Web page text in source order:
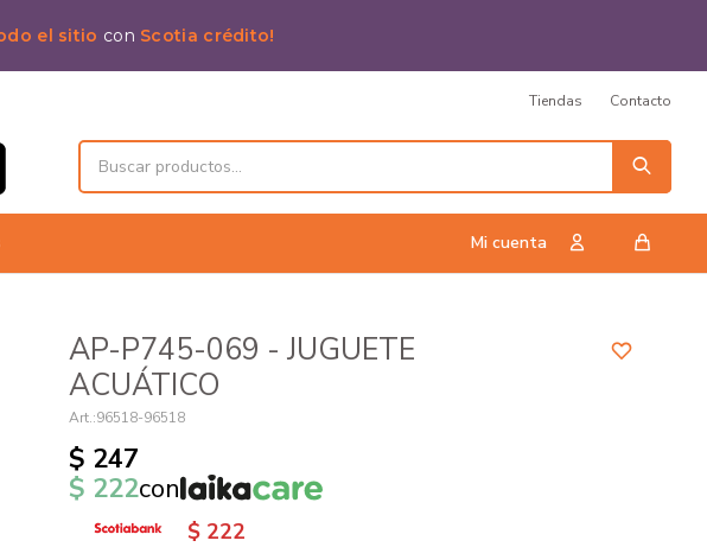
el sitio con Scotia crédito!
Tiendas Contacto
AP-P745-069 - JUGUETE
ACUÁTICO
96518-96518
$ 247
$ 222con
$ 222